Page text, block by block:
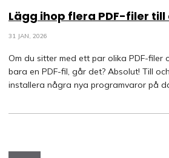
Lägg ihop flera PDF-filer till
31 JAN, 2026
Om du sitter med ett par olika PDF-filer
bara en PDF-fil, går det? Absolut! Till
installera några nya programvaror på